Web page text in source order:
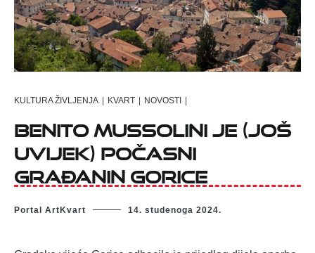
KULTURA ŽIVLJENJA KVART NOVOSTI
Benito Mussolini je (još
uvijek) počasni
građanin Gorice
Portal ArtKvart 14. studenoga 2024.